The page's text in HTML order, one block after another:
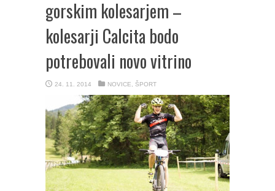
gorskim kolesarjem –
kolesarji Calcita bodo
potrebovali novo vitrino
24. 11. 2014 NOVICE ŠPORT